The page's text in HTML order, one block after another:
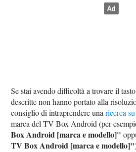
Se stai avendo difficoltà a trovare il
descritte non hanno portato alla
consiglio di intraprendere unaricerca
marca del TV Box Android (per
Box Android [marca e modello]"
TV Box Android [marca e modello]"